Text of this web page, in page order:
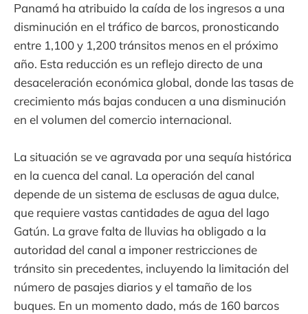
Panamá ha atribuido la caída de los ingresos a una
disminución en el tráfico de barcos, pronosticando
entre 1,100 y 1,200 tránsitos menos en el próximo
año. Esta reducción es un reflejo directo de una
desaceleración económica global, donde las tasas de
crecimiento más bajas conducen a una disminución
en el volumen del comercio internacional.
La situación se ve agravada por una sequía histórica
en la cuenca del canal. La operación del canal
depende de un sistema de esclusas de agua dulce,
que requiere vastas cantidades de agua del lago
Gatún. La grave falta de lluvias ha obligado a la
autoridad del canal a imponer restricciones de
tránsito sin precedentes, incluyendo la limitación del
número de pasajes diarios y el tamaño de los
buques. En un momento dado, más de 160 barcos